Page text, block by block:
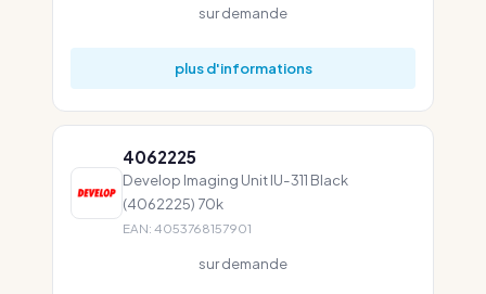
sur demande
plus d'informations
4062225
Develop Imaging Unit IU-311 Black
(4062225) 70k
EAN: 4053768157901
sur demande